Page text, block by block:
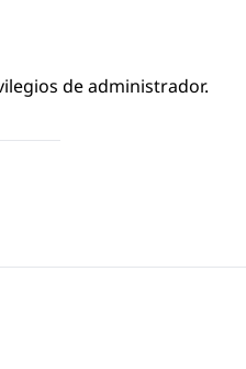
de administrador.